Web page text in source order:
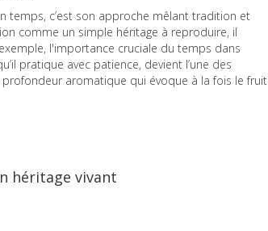
temps, c’est son approche mêlant tradition et
comme un simple héritage à reproduire, il
l'importance cruciale du temps dans
pratique avec patience, devient l’une des
profondeur aromatique qui évoque à la fois le fruit
héritage vivant